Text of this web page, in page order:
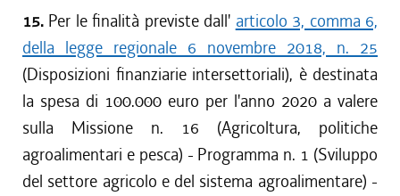
15. Per le finalità previste dall' articolo 3, comma 6,
della legge regionale 6 novembre 2018, n. 25
(Disposizioni finanziarie intersettoriali), è destinata
la spesa di 100.000 euro per l'anno 2020 a valere
sulla Missione n. 16 (Agricoltura, politiche
agroalimentari e pesca) - Programma n. 1 (Sviluppo
del settore agricolo e del sistema agroalimentare) -